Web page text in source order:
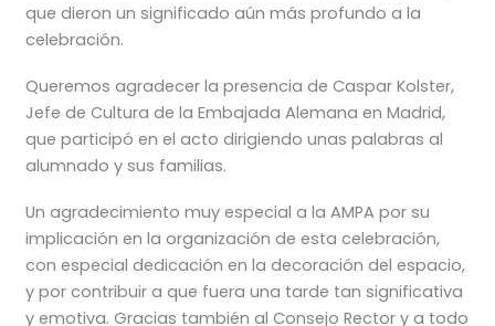
que dieron un significado aún más profundo a la
celebración.
Queremos agradecer la presencia de Caspar Kolster,
Jefe de Cultura de la Embajada Alemana en Madrid,
que participó en el acto dirigiendo unas palabras al
alumnado y sus familias.
Un agradecimiento muy especial a la AMPA por su
implicación en la organización de esta celebración,
con especial dedicación en la decoración del espacio,
y por contribuir a que fuera una tarde tan significativa
y emotiva. Gracias también al Consejo Rector y a todo